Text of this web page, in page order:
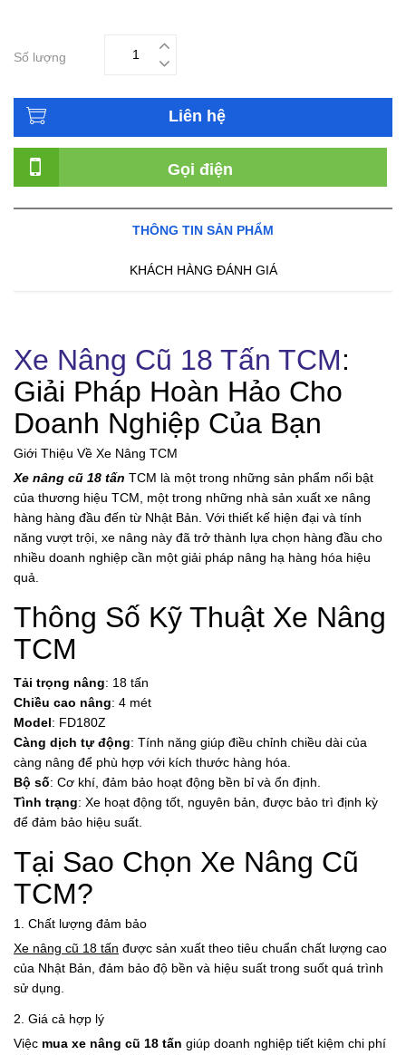
Số lượng
Liên hệ
Gọi điện
THÔNG TIN SẢN PHẨM
KHÁCH HÀNG ĐÁNH GIÁ
Xe Nâng Cũ 18 Tấn TCM:
Giải Pháp Hoàn Hảo Cho
Doanh Nghiệp Của Bạn
Giới Thiệu Về Xe Nâng TCM
Xe nâng cũ 18 tấn TCM là một trong những sản phẩm nổi bật
của thương hiệu TCM, một trong những nhà sản xuất xe nâng
hàng hàng đầu đến từ Nhật Bản. Với thiết kế hiện đại và tính
năng vượt trội, xe nâng này đã trở thành lựa chọn hàng đầu cho
nhiều doanh nghiệp cần một giải pháp nâng hạ hàng hóa hiệu
quả.
Thông Số Kỹ Thuật Xe Nâng
TCM
Tải trọng nâng: 18 tấn
Chiều cao nâng: 4 mét
Model: FD180Z
Càng dịch tự động: Tính năng giúp điều chỉnh chiều dài của
càng nâng để phù hợp với kích thước hàng hóa.
Bộ số: Cơ khí, đảm bảo hoạt động bền bỉ và ổn định.
Tình trạng: Xe hoạt động tốt, nguyên bản, được bảo trì định kỳ
để đảm bảo hiệu suất.
Tại Sao Chọn Xe Nâng Cũ
TCM?
1. Chất lượng đảm bảo
Xe nâng cũ 18 tấn được sản xuất theo tiêu chuẩn chất lượng cao
của Nhật Bản, đảm bảo độ bền và hiệu suất trong suốt quá trình
sử dụng.
2. Giá cả hợp lý
Việc mua xe nâng cũ 18 tấn giúp doanh nghiệp tiết kiệm chi phí